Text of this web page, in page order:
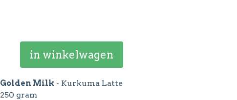
in winkelwagen
Golden Milk - Kurkuma Latte
250 gram